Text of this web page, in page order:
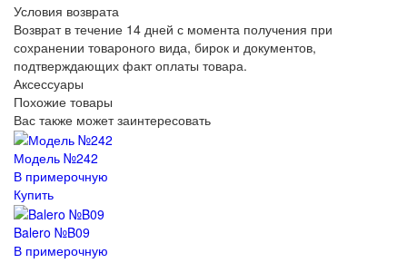
Условия возврата
Возврат в течение 14 дней с момента получения при
сохранении товароного вида, бирок и документов,
подтверждающих факт оплаты товара.
Аксессуары
Похожие товары
Вас также может заинтересовать
Модель №242
В примерочную
Купить
Balero №B09
В примерочную